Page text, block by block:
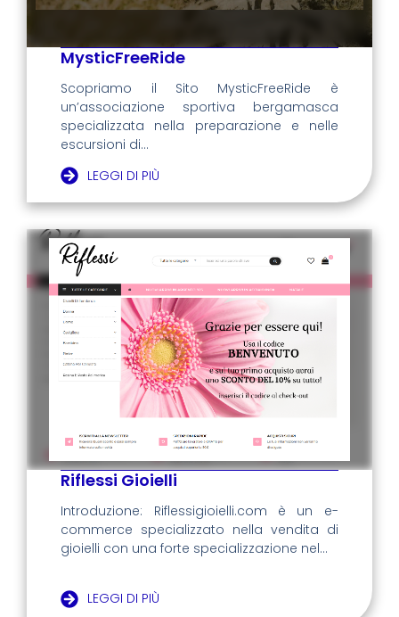
MysticFreeRide
Scopriamo il Sito MysticFreeRide è
un’associazione sportiva bergamasca
specializzata nella preparazione e nelle
escursioni di...
LEGGI DI PIÙ
Riflessi Gioielli
Introduzione: Riflessigioielli.com è un e-
commerce specializzato nella vendita di
gioielli con una forte specializzazione nel...
LEGGI DI PIÙ